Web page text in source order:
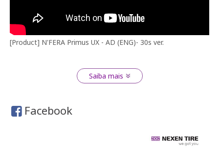
[Product] N'FERA Primus UX - AD (ENG)- 30s ver.
Saiba mais
Facebook